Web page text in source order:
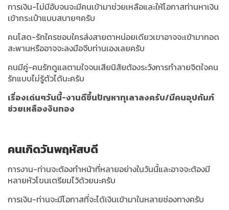
การเงิน-ไม่มีอับจนจะมีคนเข้ามาช่วยเหลือและให้โอกาสท่านหาเงิน
เข้ากระเป๋าแบบสบายๆครับ
คนโสด-รักใครชอบใครส่งสายตาหน่อยเดียวเขาอาจจะเข้ามาทอด
สะพานหรืออาจจะลงมือจีบท่านเองเลยครับ
คนมีคู่-คนรักดูแลตามใจจนเสียนิสัยต้องระวังการทำลายจิตใจคน
รักแบบไม่รู้ตัวได้นะครับ
เรื่องเด่นๆวันนี้-งานดีขึ้นปัญหาทุเลาลงครับ/มีคนอุปถัมภ์
ช่วยเหลืองงินทอง
คนเกิดวันพฤหัสบดี
การงาน-ท่านจะต้องทำหน้าที่หลายอย่างในวันนี้และอาจจะต้องมี
หลายหัวโขนเตรียมไว้ด้วยนะครับ
การเงิน-ท่านจะมีโอกาสที่จะได้เงินเข้ามาในหลายช่องทางครับ